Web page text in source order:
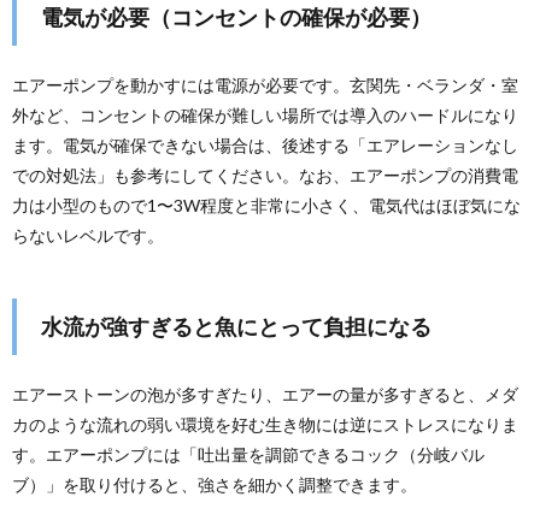
電気が必要（コンセントの確保が必要）
エアーポンプを動かすには電源が必要です。玄関先・ベランダ・室
外など、コンセントの確保が難しい場所では導入のハードルになり
ます。電気が確保できない場合は、後述する「エアレーションなし
での対処法」も参考にしてください。なお、エアーポンプの消費電
力は小型のもので1〜3W程度と非常に小さく、電気代はほぼ気にな
らないレベルです。
水流が強すぎると魚にとって負担になる
エアーストーンの泡が多すぎたり、エアーの量が多すぎると、メダ
カのような流れの弱い環境を好む生き物には逆にストレスになりま
す。エアーポンプには「吐出量を調節できるコック（分岐バル
ブ）」を取り付けると、強さを細かく調整できます。